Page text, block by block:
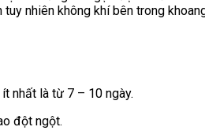
nhiên không khí bên trong
nhất là từ 7 – 10 ngày.
đột ngột.